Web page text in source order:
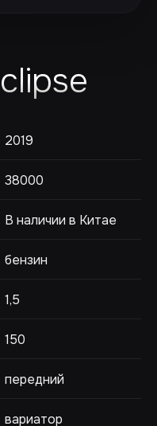
2019
38000
В наличии в Китае
бензин
1,5
150
передний
вариатор